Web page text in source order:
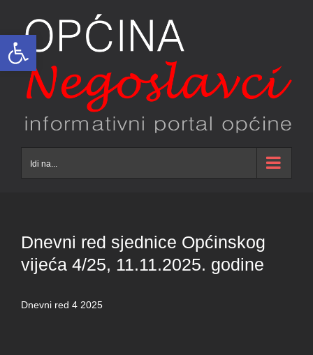
Open toolbar
content
Idi na...
Dnevni red sjednice Općinskog
vijeća 4/25, 11.11.2025. godine
Dnevni red 4 2025